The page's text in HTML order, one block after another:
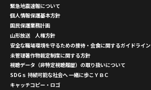
緊急地震速報について
個人情報保護基本方針
国民保護業務計画
山形放送 人権方針
安全な職場環境を守るための接待・会食に関するガイドライン
未管理著作物裁定制度に関する方針
視聴データ（非特定視聴履歴）の取り扱いについて
SDGｓ 持続可能な社会へ 一緒に歩こＹＢＣ
キャッチコピー・ロゴ